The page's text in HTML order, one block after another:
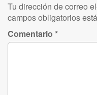
Tu dirección de correo
campos obligatorios
Comentario *